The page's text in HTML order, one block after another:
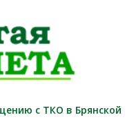
с ТКО в Брянской